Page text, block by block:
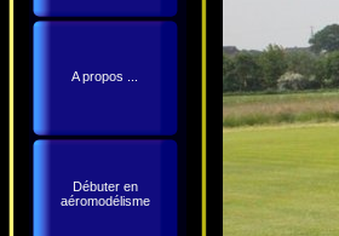
A propos ...
Débuter en
aéromodélisme